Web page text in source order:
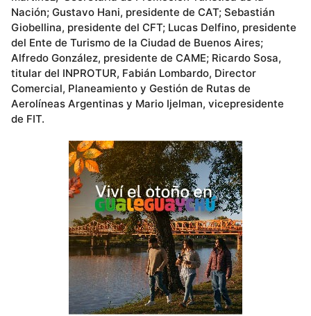
Nación; Gustavo Hani, presidente de CAT; Sebastián
Giobellina, presidente del CFT; Lucas Delfino, presidente
del Ente de Turismo de la Ciudad de Buenos Aires;
Alfredo González, presidente de CAME; Ricardo Sosa,
titular del INPROTUR, Fabián Lombardo, Director
Comercial, Planeamiento y Gestión de Rutas de
Aerolíneas Argentinas y Mario Ijelman, vicepresidente
de FIT.